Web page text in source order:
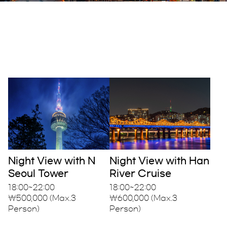
Night View with N
Seoul Tower
18:00~22:00
₩500,000 (Max.3
Person)
Night View with Han
River Cruise
18:00~22:00
₩600,000 (Max.3
Person)